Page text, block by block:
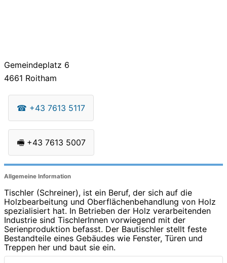
Gemeindeplatz 6
4661 Roitham
☎ +43 7613 5117
🖷 +43 7613 5007
Allgemeine Information
Tischler (Schreiner), ist ein Beruf, der sich auf die
Holzbearbeitung und Oberflächenbehandlung von Holz
spezialisiert hat. In Betrieben der Holz verarbeitenden
Industrie sind TischlerInnen vorwiegend mit der
Serienproduktion befasst. Der Bautischler stellt feste
Bestandteile eines Gebäudes wie Fenster, Türen und
Treppen her und baut sie ein.